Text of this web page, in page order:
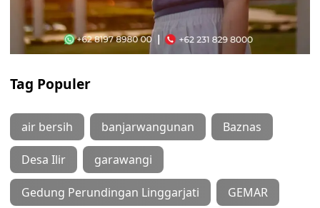
Tag Populer
air bersih banjarwangunan Baznas
Desa Ilir garawangi
Gedung Perundingan Linggarjati GEMAR